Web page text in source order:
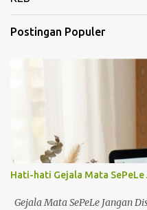
Postingan Populer
Hati-hati Gejala Mata SePeLe
Gejala Mata SePeLe Jangan